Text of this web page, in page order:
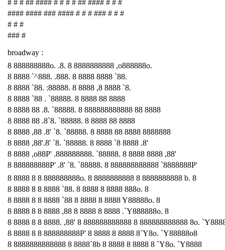
# # # ## #### # # # # ## #### # # #
#### #### ### #### # # # ### # # #
# # #
### #
broadway :
8 888888888o. .8. 8 8888888888 ,o888888o.
8 8888 `^888. .888. 8 8888 8888 `88.
8 8888 `88. :88888. 8 8888 ,8 8888 `8.
8 8888 `88 . `88888. 8 8888 88 8888
8 8888 88 .8. `88888. 8 888888888888 88 8888
8 8888 88 .8`8. `88888. 8 8888 88 8888
8 8888 ,88 .8' `8. `88888. 8 8888 88 8888 8888888
8 8888 ,88'.8' `8. `88888. 8 8888 `8 8888 .8'
8 8888 ,o88P' .888888888. `88888. 8 8888 8888 ,88'
8 888888888P' .8' `8. `88888. 8 888888888888 `8888888P'
8 8888 8 8 888888888o. 8 8888888888 8 8888888888 b. 8
8 8888 8 8 8888 `88. 8 8888 8 8888 888o. 8
8 8888 8 8 8888 `88 8 8888 8 8888 Y88888o. 8
8 8888 8 8 8888 ,88 8 8888 8 8888 .`Y888888o. 8
8 8888 8 8 8888. ,88' 8 888888888888 8 888888888888 8o.
8 8888 8 8 888888888P' 8 8888 8 8888 8`Y8o. `Y88888o8
8 8888888888888 8 8888`8b 8 8888 8 8888 8 `Y8o. `Y8888